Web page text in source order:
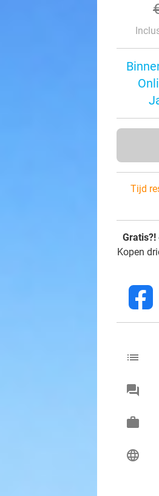
Tijd
Gratis?!
Kopen
fb
list
chat
work
language